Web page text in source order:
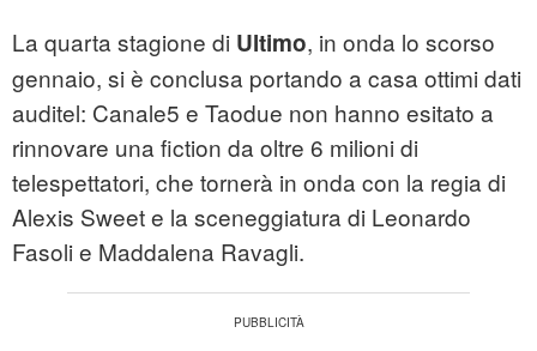
La quarta stagione di Ultimo, in onda lo scorso
gennaio, si è conclusa portando a casa ottimi dati
auditel: Canale5 e Taodue non hanno esitato a
rinnovare una fiction da oltre 6 milioni di
telespettatori, che tornerà in onda con la regia di
Alexis Sweet e la sceneggiatura di Leonardo
Fasoli e Maddalena Ravagli.